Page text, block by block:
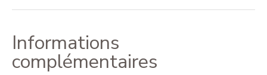
Informations
complémentaires